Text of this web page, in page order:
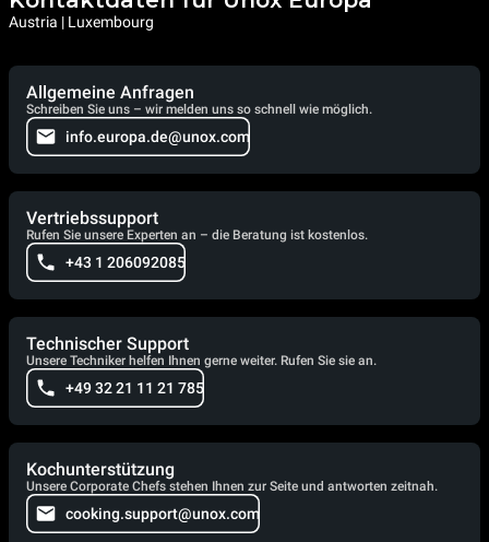
Austria | Luxembourg
Allgemeine Anfragen
Schreiben Sie uns – wir melden uns so schnell wie möglich.
info.europa.de@unox.com
Vertriebssupport
Rufen Sie unsere Experten an – die Beratung ist kostenlos.
+43 1 206092085
Technischer Support
Unsere Techniker helfen Ihnen gerne weiter. Rufen Sie sie an.
+49 32 21 11 21 785
Kochunterstützung
Unsere Corporate Chefs stehen Ihnen zur Seite und antworten zeitnah.
cooking.support@unox.com